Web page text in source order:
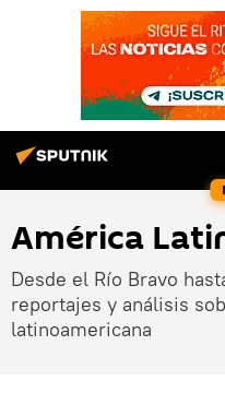
América
Desde el Río Bravo
reportajes y análisis
latinoamericana